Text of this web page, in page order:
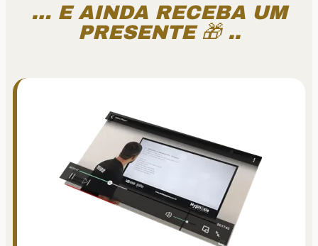
… E AINDA RECEBA UM
PRESENTE 🎁 ..